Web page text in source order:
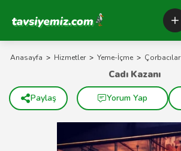
Tavsiyemiz Anasayfa
Anasayfa > Hizmetler > Yeme-İçme > Çorbacılar
Cadı Kazanı
Paylaş Yorum Yap